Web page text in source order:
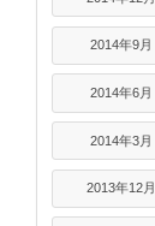
2014年9月
2014年6月
2014年3月
2013年12月